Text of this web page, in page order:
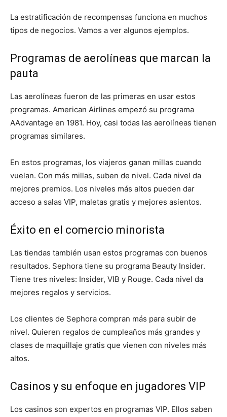
La estratificación de recompensas funciona en muchos
tipos de negocios. Vamos a ver algunos ejemplos.
Programas de aerolíneas que marcan la
pauta
Las aerolíneas fueron de las primeras en usar estos
programas. American Airlines empezó su programa
AAdvantage en 1981. Hoy, casi todas las aerolíneas tienen
programas similares.
En estos programas, los viajeros ganan millas cuando
vuelan. Con más millas, suben de nivel. Cada nivel da
mejores premios. Los niveles más altos pueden dar
acceso a salas VIP, maletas gratis y mejores asientos.
Éxito en el comercio minorista
Las tiendas también usan estos programas con buenos
resultados. Sephora tiene su programa Beauty Insider.
Tiene tres niveles: Insider, VIB y Rouge. Cada nivel da
mejores regalos y servicios.
Los clientes de Sephora compran más para subir de
nivel. Quieren regalos de cumpleaños más grandes y
clases de maquillaje gratis que vienen con niveles más
altos.
Casinos y su enfoque en jugadores VIP
Los casinos son expertos en programas VIP. Ellos saben